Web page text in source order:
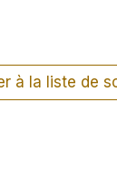
à la liste de